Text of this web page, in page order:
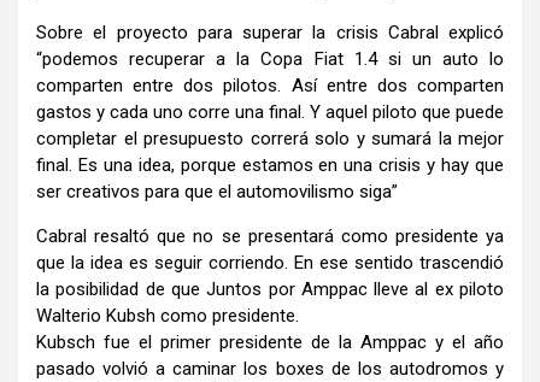
Sobre el proyecto para superar la crisis Cabral explicó
“podemos recuperar a la Copa Fiat 1.4 si un auto lo
comparten entre dos pilotos. Así entre dos comparten
gastos y cada uno corre una final. Y aquel piloto que puede
completar el presupuesto correrá solo y sumará la mejor
final. Es una idea, porque estamos en una crisis y hay que
ser creativos para que el automovilismo siga”
Cabral resaltó que no se presentará como presidente ya
que la idea es seguir corriendo. En ese sentido trascendió
la posibilidad de que Juntos por Amppac lleve al ex piloto
Walterio Kubsh como presidente.
Kubsch fue el primer presidente de la Amppac y el año
pasado volvió a caminar los boxes de los autodromos y